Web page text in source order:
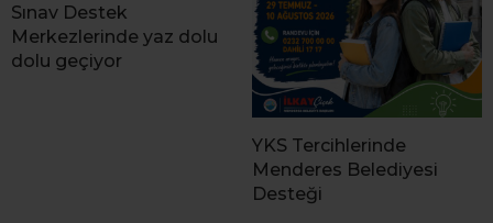
Sınav Destek
Merkezlerinde yaz dolu
dolu geçiyor
YKS Tercihlerinde
Menderes Belediyesi
Desteği